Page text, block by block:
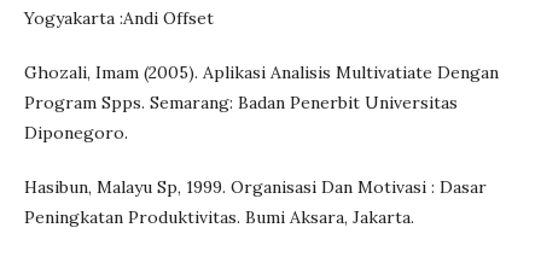
Yogyakarta :Andi Offset
Ghozali, Imam (2005). Aplikasi Analisis Multivatiate Dengan
Program Spps. Semarang: Badan Penerbit Universitas
Diponegoro.
Hasibun, Malayu Sp, 1999. Organisasi Dan Motivasi : Dasar
Peningkatan Produktivitas. Bumi Aksara, Jakarta.